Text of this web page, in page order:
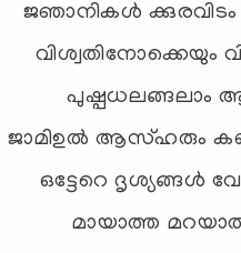
ജഞാനികള്‍ ക്കുരവിടം
വിശ്വതിനോക്കെയും
പുഷ്പധലങ്ങലാം
ജാമിഉല്‍ ആസ്ഹരും
ഒട്ടേറെ ദൃശ്യങ്ങള്‍
മായാത്ത